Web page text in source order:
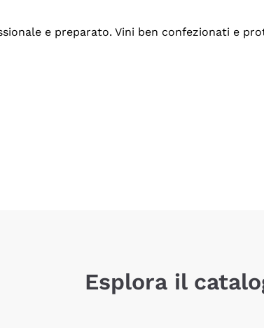
e preparato. Vini ben confezionati e
Esplora il